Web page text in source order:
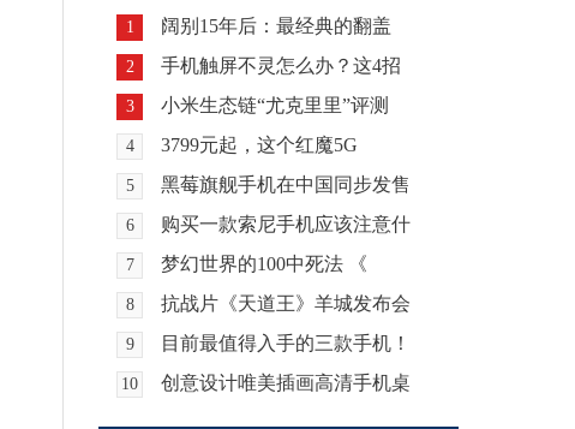
1 阔别15年后：最经典的翻盖
2 手机触屏不灵怎么办？这4招
3 小米生态链“尤克里里”评测
4 3799元起，这个红魔5G
5 黑莓旗舰手机在中国同步发售
6 购买一款索尼手机应该注意什
7 梦幻世界的100中死法 《
8 抗战片《天道王》羊城发布会
9 目前最值得入手的三款手机！
10 创意设计唯美插画高清手机桌